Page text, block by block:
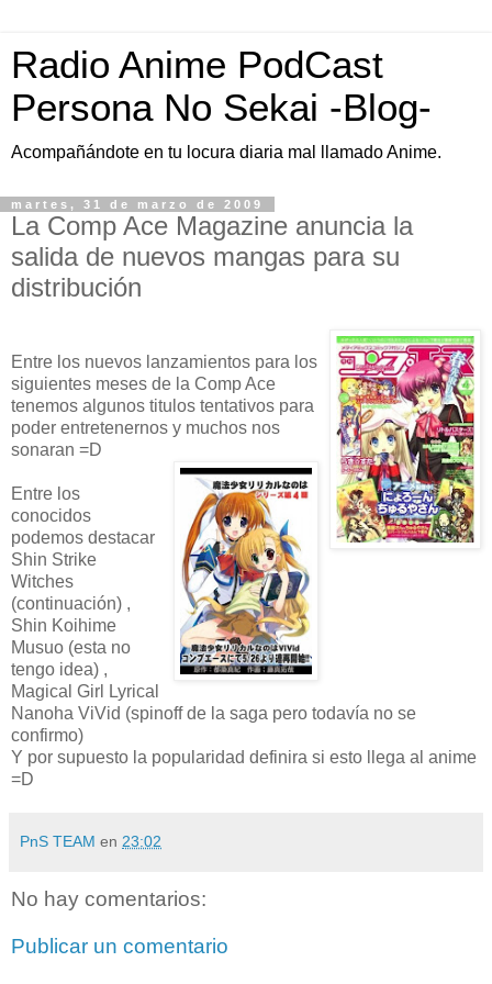
Radio Anime PodCast
Persona No Sekai -Blog-
Acompañándote en tu locura diaria mal llamado Anime.
martes, 31 de marzo de 2009
La Comp Ace Magazine anuncia la
salida de nuevos mangas para su
distribución
Entre los nuevos lanzamientos para los
siguientes meses de la Comp Ace
tenemos algunos titulos tentativos para
poder entretenernos y muchos nos
sonaran =D
Entre los
conocidos
podemos destacar
Shin Strike
Witches
(continuación) ,
Shin Koihime
Musuo (esta no
tengo idea) ,
Magical Girl Lyrical
Nanoha ViVid (spinoff de la saga pero todavía no se
confirmo)
Y por supuesto la popularidad definira si esto llega al anime
=D
PnS TEAM en 23:02
No hay comentarios:
Publicar un comentario